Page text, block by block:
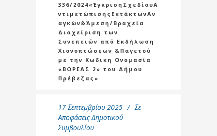
336/2024«ΈγκρισηΣχεδίουΑ
ντιμετώπισηςΕκτάκτωνΑν
αγκών&Άμεση/Βραχεία
Διαχείριση των
Συνεπειών από Εκδήλωση
Χιονοπτώσεων &Παγετού
με την Κωδικη Ονομασία
«ΒΟΡΕΑΣ 2» του Δήμου
Πρέβεζας»
17 Σεπτεμβρίου 2025
Σε
Αποφάσεις Δημοτικού
Συμβουλίου